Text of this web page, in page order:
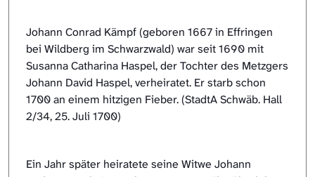
Johann Conrad Kämpf (geboren 1667 in Effringen
bei Wildberg im Schwarzwald) war seit 1690 mit
Susanna Catharina Haspel, der Tochter des Metzgers
Johann David Haspel, verheiratet. Er starb schon
1700 an einem hitzigen Fieber. (StadtA Schwäb. Hall
2/34, 25. Juli 1700)
Ein Jahr später heiratete seine Witwe Johann